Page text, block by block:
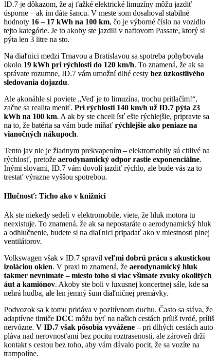
ID.7 je dôkazom, že aj ťažké elektrické limuzíny môžu jazdiť
úsporne – ak im dáte šancu. V meste som dosahoval stabilné
hodnoty 16 – 17 kWh na 100 km, čo je výborné číslo na vozidlo
tejto kategórie. Je to akoby ste jazdili v naftovom Passate, ktorý si
pýta len 3 litre na sto.
Na diaľnici medzi Trnavou a Bratislavou sa spotreba pohybovala
okolo 19 kWh pri rýchlosti do 120 km/h. To znamená, že ak sa
správate rozumne, ID.7 vám umožní dlhé cesty bez úzkostlivého
sledovania dojazdu.
Ale akonáhle si poviete „Veď je to limuzína, trochu pritlačím!“,
začne sa realita meniť. Pri rýchlosti 140 km/h už ID.7 pýta 23
kWh na 100 km. A ak by ste chceli ísť ešte rýchlejšie, pripravte sa
na to, že batéria sa vám bude míňať rýchlejšie ako peniaze na
vianočných nákupoch.
Tento jav nie je žiadnym prekvapením – elektromobily sú citlivé na
rýchlosť, pretože aerodynamický odpor rastie exponenciálne.
Inými slovami, ID.7 vám dovolí jazdiť rýchlo, ale bude vás za to
trestať výrazne vyššou spotrebou.
Hlučnosť: Ticho ako v knižnici
Ak ste niekedy sedeli v elektromobile, viete, že hluk motora tu
neexistuje. To znamená, že ak sa nepostaráte o aerodynamický hluk
a odhlučnenie, budete si na diaľnici pripadať ako v miestnosti plnej
ventilátorov.
Volkswagen však v ID.7 spravil veľmi dobrú prácu s akustickou
izoláciou okien. V praxi to znamená, že aerodynamický hluk
takmer nevnímate – miesto toho si viac všímate zvuky okolitých
áut a kamiónov. Akoby ste boli v luxusnej koncertnej sále, kde sa
nehrá hudba, ale len jemný šum diaľničnej premávky.
Podvozok sa k tomu pridáva v pozitívnom duchu. Často sa stáva, že
adaptívne tlmiče DCC môžu byť na našich cestách príliš tvrdé, príliš
nervózne. V ID.7 však pôsobia vyvážene – pri dlhých cestách auto
pláva nad nerovnosťami bez pocitu roztrasenosti, ale zároveň drží
kontakt s cestou bez toho, aby vám dávalo pocit, že sa vozíte na
trampolíne.